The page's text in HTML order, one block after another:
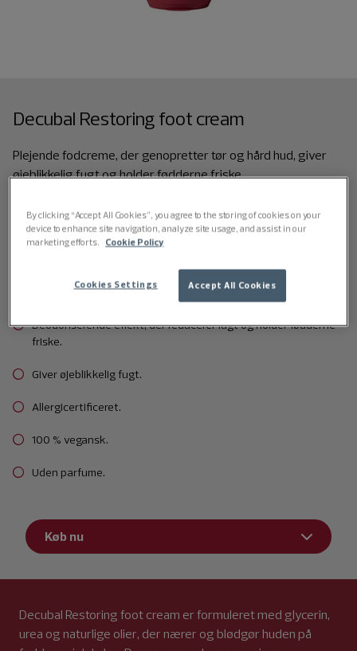
Decubal Restoring foot cream
Plejende fodcreme, der genopretter tør og hård hud, giver
øjeblikkelig fugt og holder fødderne friske.
Nærer og blødgør med glycerin og urea.
Deodoriserende effekt, der reducerer lugt og holder fødderne
friske.
Giver øjeblikkelig fugt.
Allergicertificeret.
100 % vegansk.
Uden parfume.
Køb nu
Decubal Restoring foot cream er formuleret med glycerin,
urea og naturlige olier, der nærer og blødgør huden på
By clicking “Accept All Cookies”, you agree to the storing of cookies on your
device to enhance site navigation, analyze site usage, and assist in our
marketing efforts.
Cookie Policy
Accept All Cookies
Cookies Settings